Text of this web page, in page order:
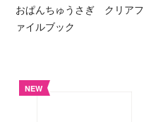
おぱんちゅうさぎ クリアフ
ァイルブック
NEW